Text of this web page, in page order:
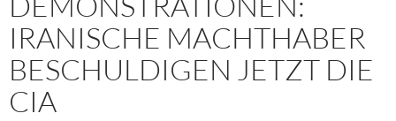
IRANISCHE MACHTHABER
BESCHULDIGEN JETZT DIE
CIA